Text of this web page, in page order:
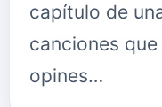
capítulo de
canciones
opines…